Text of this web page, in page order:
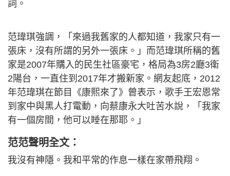
詞。
范瑋琪強調，「來過我舊家的人都知道，我家只有一
張床，沒有所謂的另外一張床。」而范瑋琪所稱的舊
家是2007年購入的民生社區豪宅，格局為3房2廳3衛
2陽台，一直住到2017年才搬新家。網友起底，2012
年范瑋琪在節目《康熙來了》曾表示，歌手王宏恩常
到家中與黑人打電動，向蔡康永大吐苦水說，「我家
有一個房間，他可以睡在那耶。」
范范聲明全文：
我沒有神隱。我和平常的作息一樣在家帶飛翔。